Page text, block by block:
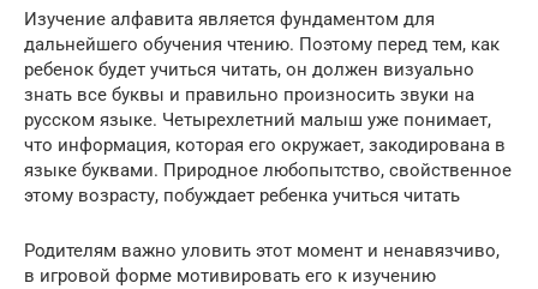
Изучение алфавита является фундаментом для
дальнейшего обучения чтению. Поэтому перед тем, как
ребенок будет учиться читать, он должен визуально
знать все буквы и правильно произносить звуки на
русском языке. Четырехлетний малыш уже понимает,
что информация, которая его окружает, закодирована в
языке буквами. Природное любопытство, свойственное
этому возрасту, побуждает ребенка учиться читать
Родителям важно уловить этот момент и ненавязчиво,
в игровой форме мотивировать его к изучению